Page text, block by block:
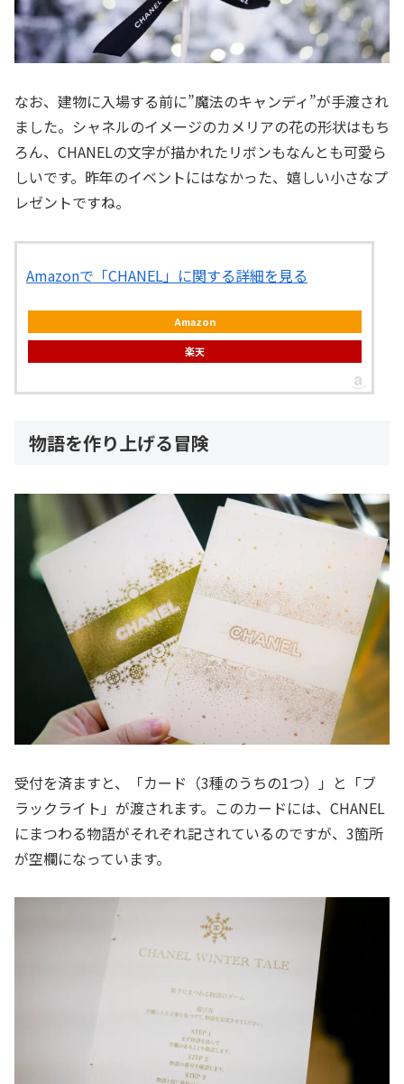
なお、建物に入場する前に”魔法のキャンディ”が手渡され
ました。シャネルのイメージのカメリアの花の形状はもち
ろん、CHANELの文字が描かれたリボンもなんとも可愛ら
しいです。昨年のイベントにはなかった、嬉しい小さなプ
レゼントですね。
Amazonで「CHANEL」に関する詳細を見る
Amazon
楽天
物語を作り上げる冒険
受付を済ますと、「カード（3種のうちの1つ）」と「ブ
ラックライト」が渡されます。このカードには、CHANEL
にまつわる物語がそれぞれ記されているのですが、3箇所
が空欄になっています。